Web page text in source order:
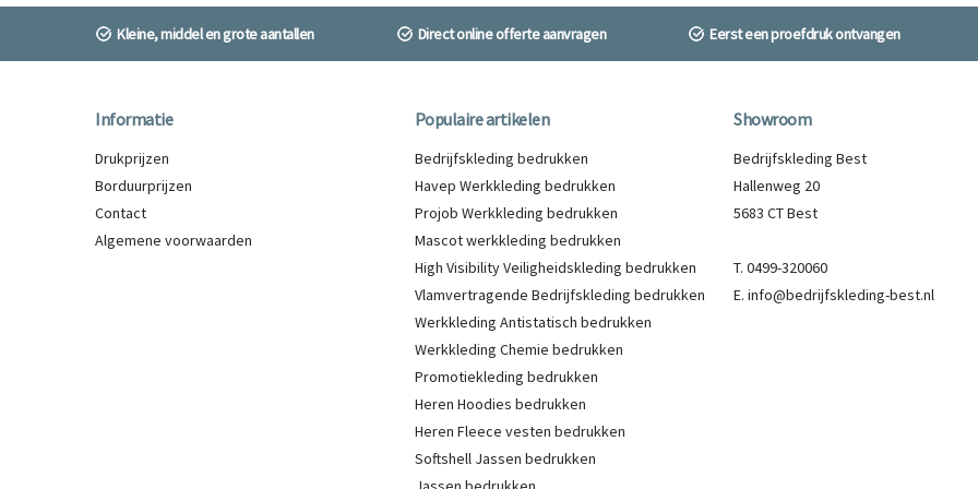
Kleine, middel en grote aantallen Direct online offerte aanvragen Eerst een proefdruk ontvangen
Informatie
Drukprijzen
Borduurprijzen
Contact
Algemene voorwaarden
Populaire artikelen
Bedrijfskleding bedrukken
Havep Werkkleding bedrukken
Projob Werkkleding bedrukken
Mascot werkkleding bedrukken
High Visibility Veiligheidskleding bedrukken
Vlamvertragende Bedrijfskleding bedrukken
Werkkleding Antistatisch bedrukken
Werkkleding Chemie bedrukken
Promotiekleding bedrukken
Heren Hoodies bedrukken
Heren Fleece vesten bedrukken
Softshell Jassen bedrukken
Showroom
Bedrijfskleding Best
Hallenweg 20
5683 CT Best
T. 0499-320060
E. info@bedrijfskleding-best.nl